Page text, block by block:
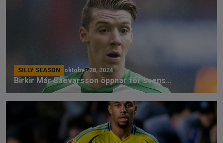
SILLY SEASON oktober 28, 2024
Birkir Már Saevarsson öppnar för svenska klubbar